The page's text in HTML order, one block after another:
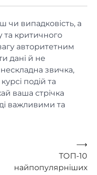
чи випадковість, а
та критичного
авторитетним
дані й не
звичка,
подій та
ваша стрічка
важливими та
ТОП-10
найпопулярніших
⟶